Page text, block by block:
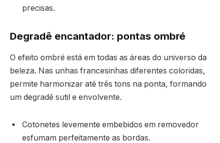
precisas.
Degradê encantador: pontas ombré
O efeito ombré está em todas as áreas do universo da
beleza. Nas unhas francesinhas diferentes coloridas,
permite harmonizar até três tons na ponta, formando
um degradê sutil e envolvente.
Cotonetes levemente embebidos em removedor
esfumam perfeitamente as bordas.